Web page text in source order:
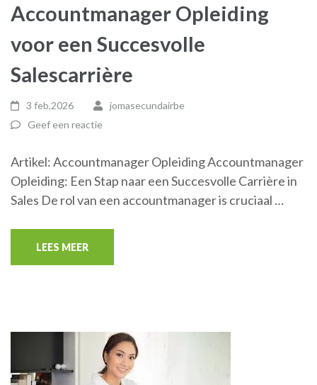
Accountmanager Opleiding
voor een Succesvolle
Salescarrière
3 feb,2026
jomasecundairbe
Geef een reactie
Artikel: Accountmanager Opleiding Accountmanager
Opleiding: Een Stap naar een Succesvolle Carrière in
Sales De rol van een accountmanager is cruciaal …
LEES MEER